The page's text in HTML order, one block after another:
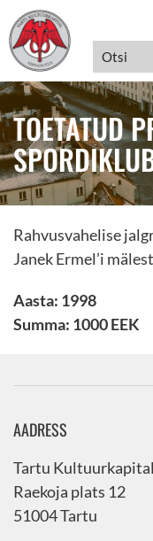
TOETATUD
Rahvusvahelise
Janek Ermel’i
Aasta: 1998
Summa: 1000 EEK
AADRESS
Tartu Kultuurkapital
Raekoja plats 12
51004 Tartu